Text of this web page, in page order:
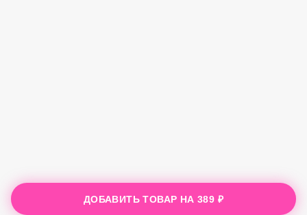
ДОБАВИТЬ ТОВАР НА389 ₽